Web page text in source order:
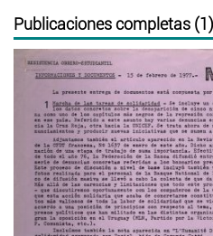
Publicaciones completas (1)
Anterior